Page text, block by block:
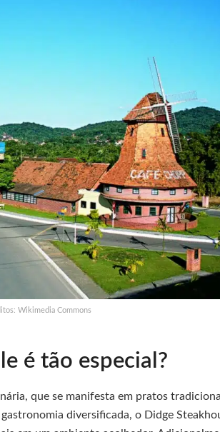
Wikimedia Commons
é tão especial?
que se manifesta em pratos
diversificada, o Didge